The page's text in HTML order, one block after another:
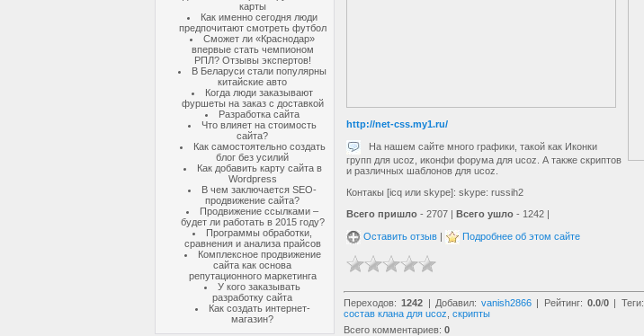
карты
Как именно сегодня люди
предпочитают смотреть футбол
Сможет ли «Краснодар»
впервые стать чемпионом
РПЛ? Отзывы экспертов!
В Беларуси стали популярны
китайские авто
Когда люди заказывают
фуршеты на заказ с доставкой
Разработка сайта
Что влияет на стоимость
сайта?
Как самостоятельно создать
блог без усилий
Как добавить карту сайта в
Wordpress
В чем заключается SEO-
продвижение сайта?
Продвижение ссылками –
будет ли работать в 2015 году?
Программы обработки,
сравнения и анализа прайсов
Комплексное продвижение
сайта как основа
репутационного маркетинга
У кого заказывать
разработку сайта
Как создать интернет-
магазин?
http://net-css.my1.ru/
На нашем сайте много графики, такой как Иконки
групп для ucoz, иконфи форума для ucoz. А также скриптов
и различных шаблонов для ucoz.
Контакы [icq или skype]: skype: russih2
Всего пришло - 2707 | Всего ушло - 1242 |
Оставить отзыв | Подробнее об этом сайте
Переходов:1242 | Добавил:vanish2866 | Рейтинг:0.0/0 | Теги:
состав клана для ucoz скрипты
Всего комментариев: 0